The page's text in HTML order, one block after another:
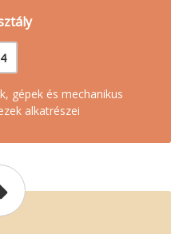
gépek és mechanikus
alkatrészei